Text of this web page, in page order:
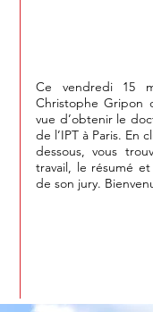
Ce vendredi 15
Christophe Gripon
vue d’obtenir le
de l’IPT à Paris. En
dessous, vous
travail, le résumé
de son jury.